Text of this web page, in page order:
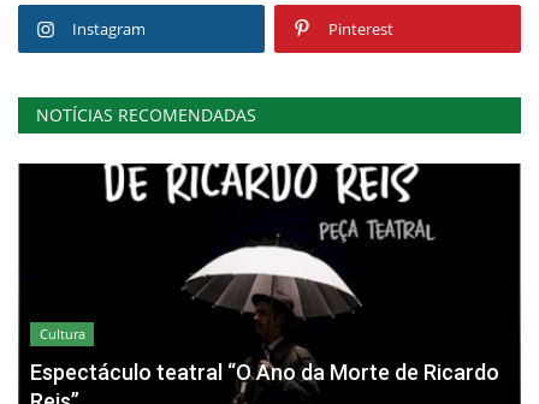
Instagram Pinterest
NOTÍCIAS RECOMENDADAS
Cultura
Espectáculo teatral “O Ano da Morte de Ricardo